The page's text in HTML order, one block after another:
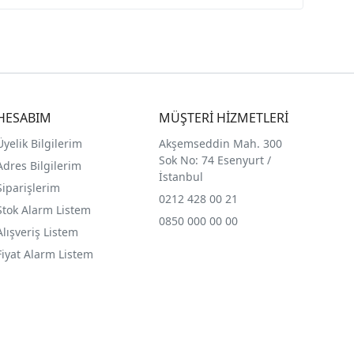
Bilgilerim
Bilgilerim
Alarm Listem
Listem
Alarm Listem
MÜŞTERİ HİZMETLERİ
Akşemseddin Mah. 300
Sok No: 74 Esenyurt /
İstanbul
0212 428 00 21
0850 000 00 00